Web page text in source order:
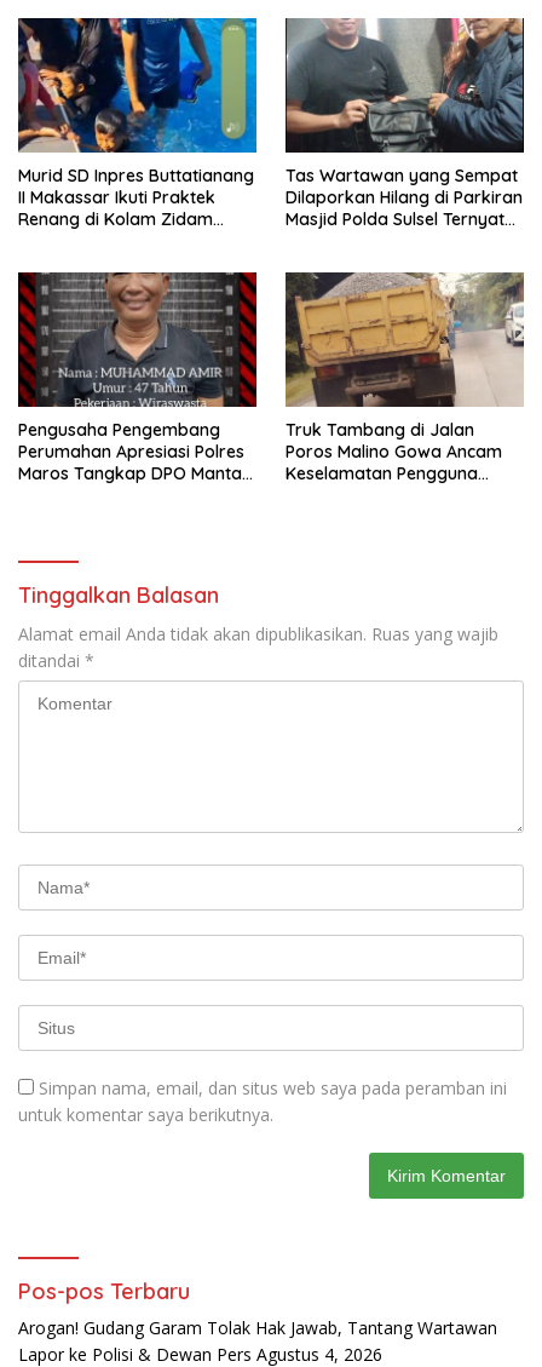
Murid SD Inpres Buttatianang
II Makassar Ikuti Praktek
Renang di Kolam Zidam
Tas Wartawan yang Sempat
Dilaporkan Hilang di Parkiran
Masjid Polda Sulsel Ternyata
Pengusaha Pengembang
Perumahan Apresiasi Polres
Maros Tangkap DPO Mantan
Truk Tambang di Jalan
Poros Malino Gowa Ancam
Keselamatan Pengguna
Tinggalkan Balasan
Alamat email Anda tidak akan dipublikasikan. Ruas yang wajib
ditandai *
Simpan nama, email, dan situs web saya pada peramban ini
untuk komentar saya berikutnya.
Pos-pos Terbaru
Arogan! Gudang Garam Tolak Hak Jawab, Tantang Wartawan
Lapor ke Polisi & Dewan Pers Agustus 4, 2026